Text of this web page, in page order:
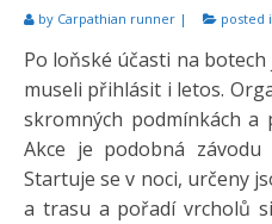
by Carpathian runner | posted
Po loňské účasti na
museli přihlásit i letos.
skromných podmínkách
Akce je podobná
Startuje se v noci, určeny
a trasu a pořadí vrcholů